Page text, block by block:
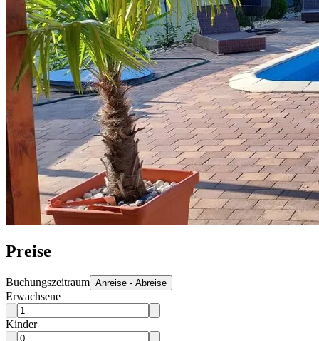
Preise
Buchungszeitraum Anreise - Abreise
Erwachsene
Kinder